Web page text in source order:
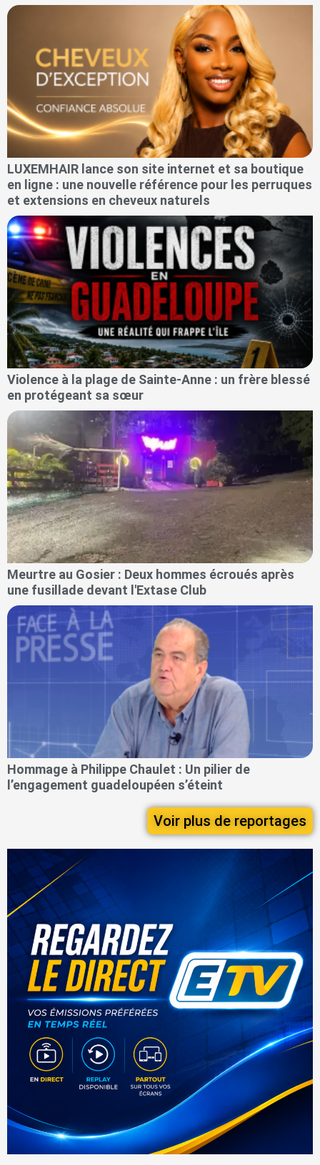
LUXEMHAIR lance son site internet et sa boutique
en ligne : une nouvelle référence pour les perruques
et extensions en cheveux naturels
Violence à la plage de Sainte-Anne : un frère blessé
en protégeant sa sœur
Meurtre au Gosier : Deux hommes écroués après
une fusillade devant l'Extase Club
Hommage à Philippe Chaulet : Un pilier de
l’engagement guadeloupéen s’éteint
Voir plus de reportages